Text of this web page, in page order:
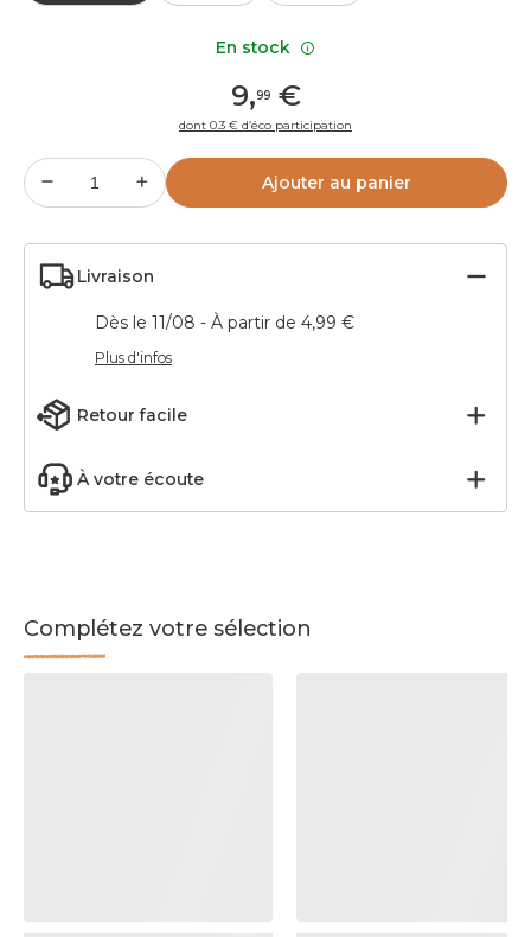
9,99€
dont 0.3 € d’éco participation
Ajouter au panier
Livraison
Dès le 11/08 - À partir de 4,99 €
Plus d'infos
Retour facile
À votre écoute
Complétez votre sélection